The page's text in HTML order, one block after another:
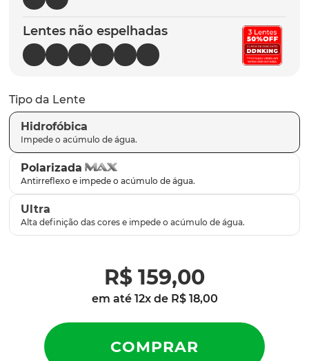
Lentes não espelhadas
Tipo da Lente
Hidrofóbica
Polarizada
Ultra
R$ 159,00
em até 12x de R$ 18,00
7º gasket
8º parafusos
9º latch